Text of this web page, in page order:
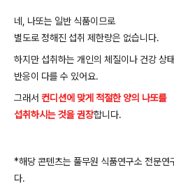
네 나또는 일반 식품이므로
별도로정해진 섭취 제한량은 없습니다.
하지만 섭취하는 개인의 체질이나 건강상
반응이 다를 수 있어요.
그래서 컨디션에 맞게 적절한 양의 나또를
섭취하시는 것을권장합니다.
*해당콘텐츠는 풀무원 식품연구소 전문연
다.